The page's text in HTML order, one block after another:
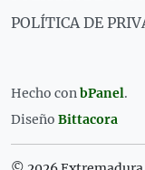
POLÍTICA DE
Hecho conbPanel.
Diseño Bittacora